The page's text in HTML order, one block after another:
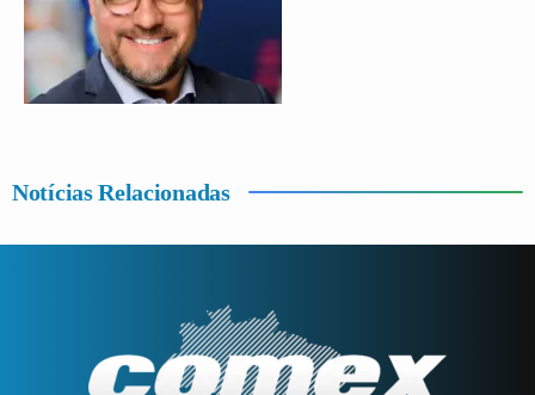
Notícias Relacionadas